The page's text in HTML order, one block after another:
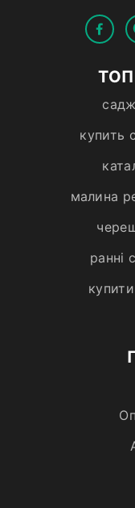
ТОП
купить
малина
ранні